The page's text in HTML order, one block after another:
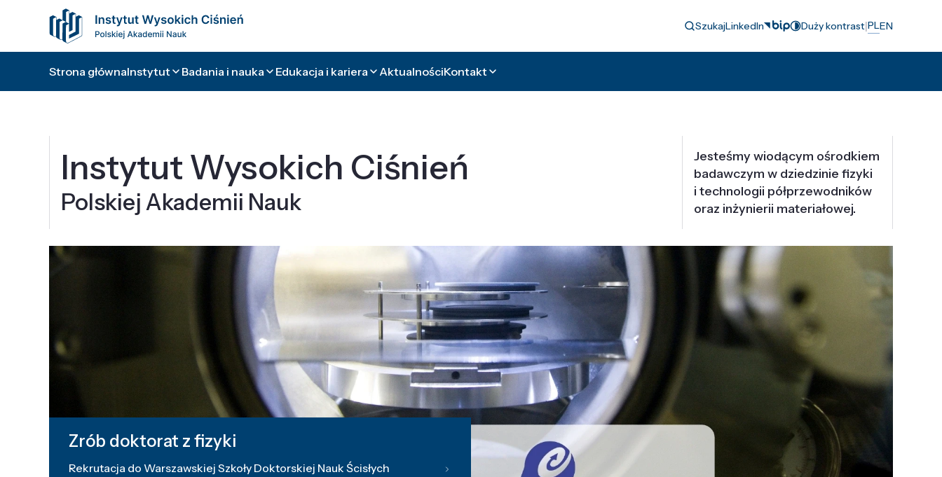
SzukajLinkedIn Duży kontrast|PLEN
Strona głównaInstytut Badania i nauka Edukacja i kariera AktualnościKontakt
Instytut Wysokich Ciśnień
Polskiej Akademii Nauk
Jesteśmy wiodącym ośrodkiem
badawczym w dziedzinie fizyki
i technologii półprzewodników
oraz inżynierii materiałowej.
Zrób doktorat z fizyki
Rekrutacja do Warszawskiej Szkoły Doktorskiej Nauk Ścisłych